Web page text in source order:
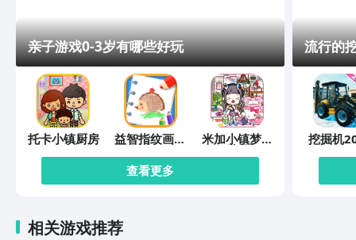
亲子游戏0-3岁有哪些好玩
托卡小镇厨房 益智指纹画画
板
米加小镇梦幻
世界
查看更多
流行的
挖掘机
相关游戏推荐